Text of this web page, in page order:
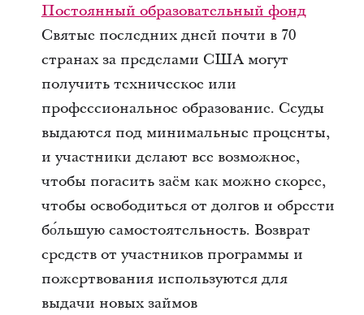
Постоянный образовательный фонд
Святые последних дней почти в 70
странах за пределами США могут
получить техническое или
профессиональное образование. Ссуды
выдаются под минимальные проценты,
и участники делают все возможное,
чтобы погасить заём как можно скорее,
чтобы освободиться от долгов и обрести
бо́льшую самостоятельность. Возврат
средств от участников программы и
пожертвования используются для
выдачи новых займов